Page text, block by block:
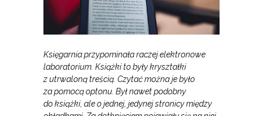
Księgarnia przypominała raczej elektronowe
laboratorium. Książki to były kryształki
z utrwaloną treścią. Czytać można je było
za pomocą optonu. Był nawet podobny
do książki, ale o jednej, jedynej stronicy między